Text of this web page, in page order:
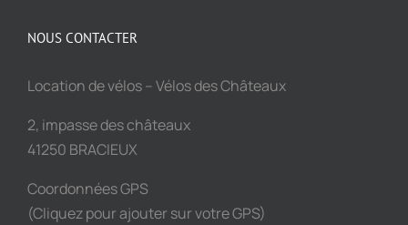
NOUS CONTACTER
Location de vélos – Vélos des Châteaux
2, impasse des châteaux
41250 BRACIEUX
Coordonnées GPS
(Cliquez pour ajouter sur votre GPS)